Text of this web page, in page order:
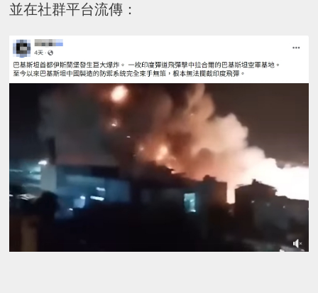
並在社群平台流傳：